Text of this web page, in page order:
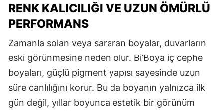
RENK KALICILIĞI VE UZUN ÖMÜRLÜ
PERFORMANS
Zamanla solan veya sararan boyalar, duvarların
eski görünmesine neden olur. Bi’Boya iç cephe
boyaları, güçlü pigment yapısı sayesinde uzun
süre canlılığını korur. Bu da boyanın yalnızca ilk
gün değil, yıllar boyunca estetik bir görünüm